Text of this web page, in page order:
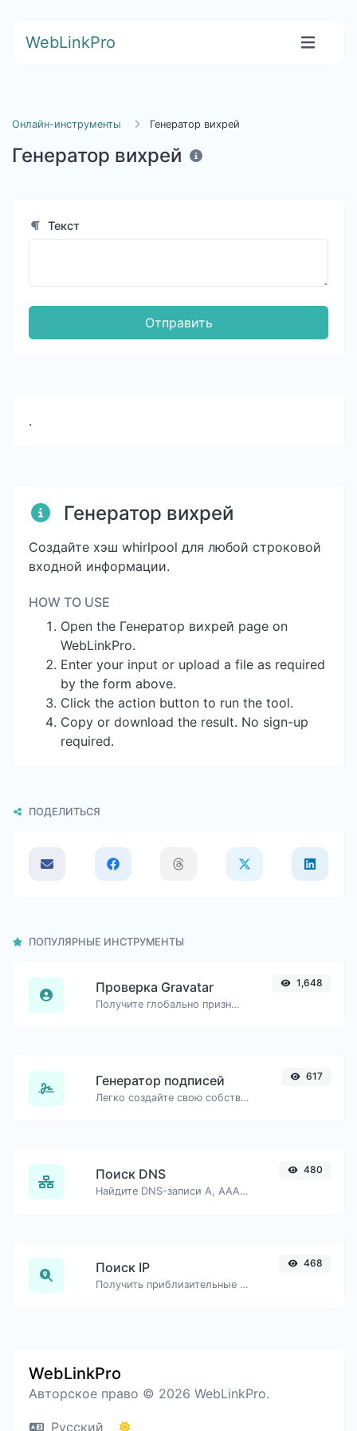
WebLinkPro
Онлайн-инструменты Генератор вихрей
Генератор вихрей
Текст
Отправить
.
Генератор вихрей
Создайте хэш whirlpool для любой строковой
входной информации.
HOW TO USE
Open the Генератор вихрей page on
WebLinkPro.
Enter your input or upload a file as required
by the form above.
Click the action button to run the tool.
Copy or download the result. No sign-up
required.
ПОДЕЛИТЬСЯ
ПОПУЛЯРНЫЕ ИНСТРУМЕНТЫ
Проверка Gravatar
Получите глобально признанный аватар с gravatar.com для любого адреса электронной почты.
1,648
Генератор подписей
Легко создайте свою собственную подпись и скачайте её без труда.
617
Поиск DNS
Найдите DNS-записи A, AAAA, CNAME, MX, NS, TXT, SOA хоста.
480
Поиск IP
Получить приблизительные данные об IP.
468
WebLinkPro
Авторское право © 2026 WebLinkPro.
Русский